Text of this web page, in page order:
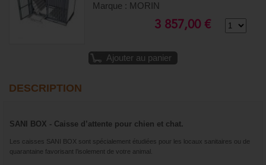
Marque : MORIN
3 857,00 €
Ajouter au panier
DESCRIPTION
SANI BOX - Caisse d’attente pour chien et chat.
Les caisses SANI BOX sont spécialement étudiées pour les locaux sanitaires ou de
quarantaine favorisant l’isolement de votre animal.